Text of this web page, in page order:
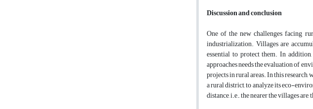
Discussion and conclusion
One of the new challenges facing
industrialization. Villages are
essential to protect them. In
approaches needs the evaluation of
projects in rural areas. In this
a rural district, to analyze its eco-
distance, i.e., the nearer the villages